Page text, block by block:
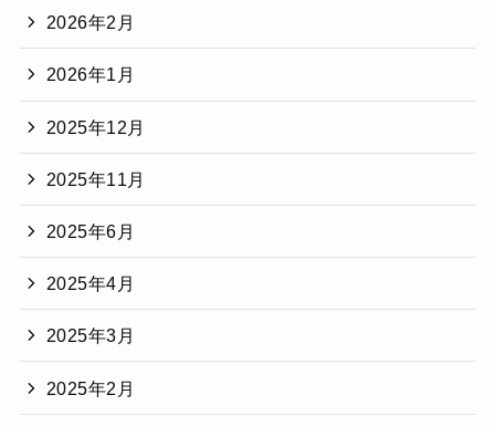
2026年2月
2026年1月
2025年12月
2025年11月
2025年6月
2025年4月
2025年3月
2025年2月